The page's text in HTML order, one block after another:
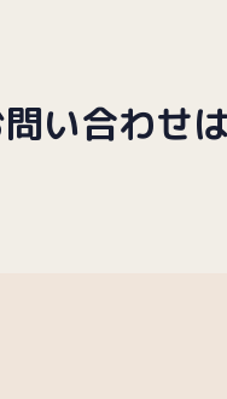
い合わせ